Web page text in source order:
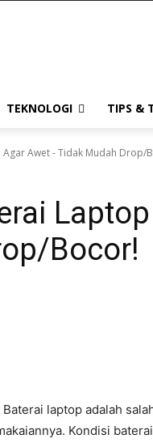
TEKNOLOGI TIPS &
Awet - Tidak Mudah Drop/
Bocor!
Baterai laptop adalah
Kondisi